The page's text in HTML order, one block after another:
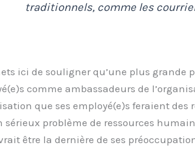
traditionnels, comme les
ici de souligner qu’une plus grande
comme ambassadeurs de
que ses employé(e)s feraient des
sérieux problème de ressources
être la dernière de ses